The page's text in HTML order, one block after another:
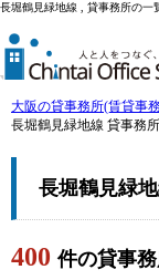
長堀鶴見緑地線 , 貸事務所の一
大阪の貸事務所(賃貸事
長堀鶴見緑地線 貸事務
長堀鶴見緑
400 件の貸事務